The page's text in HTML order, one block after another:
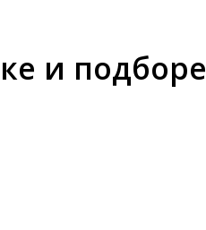
и подборе